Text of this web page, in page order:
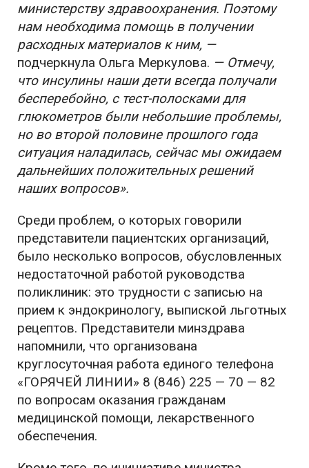
министерству здравоохранения. Поэтому
нам необходима помощь в получении
расходных материалов к ним, —
подчеркнула Ольга Меркулова. — Отмечу,
что инсулины наши дети всегда получали
бесперебойно, с тест-полосками для
глюкометров были небольшие проблемы,
но во второй половине прошлого года
ситуация наладилась, сейчас мы ожидаем
дальнейших положительных решений
наших вопросов».
Среди проблем, о которых говорили
представители пациентских организаций,
было несколько вопросов, обусловленных
недостаточной работой руководства
поликлиник: это трудности с записью на
прием к эндокринологу, выпиской льготных
рецептов. Представители минздрава
напомнили, что организована
круглосуточная работа единого телефона
«ГОРЯЧЕЙ ЛИНИИ» 8 (846) 225 — 70 — 82
по вопросам оказания гражданам
медицинской помощи, лекарственного
обеспечения.